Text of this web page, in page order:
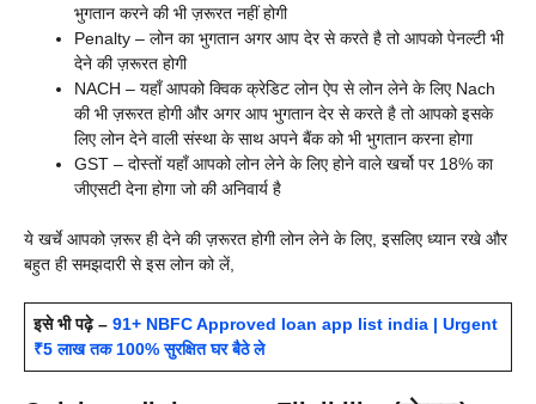
भुगतान करने की भी ज़रूरत नहीं होगी
Penalty – लोन का भुगतान अगर आप देर से करते है तो आपको पेनल्टी भी
देने की ज़रूरत होगी
NACH – यहाँ आपको क्विक क्रेडिट लोन ऐप से लोन लेने के लिए Nach
की भी ज़रूरत होगी और अगर आप भुगतान देर से करते है तो आपको इसके
लिए लोन देने वाली संस्था के साथ अपने बैंक को भी भुगतान करना होगा
GST – दोस्तों यहाँ आपको लोन लेने के लिए होने वाले खर्चो पर 18% का
जीएसटी देना होगा जो की अनिवार्य है
ये खर्चे आपको ज़रूर ही देने की ज़रूरत होगी लोन लेने के लिए, इसलिए ध्यान रखे और
बहुत ही समझदारी से इस लोन को लें,
इसे भी पढ़े – 91+ NBFC Approved loan app list india | Urgent
₹5 लाख तक 100% सुरक्षित घर बैठे ले